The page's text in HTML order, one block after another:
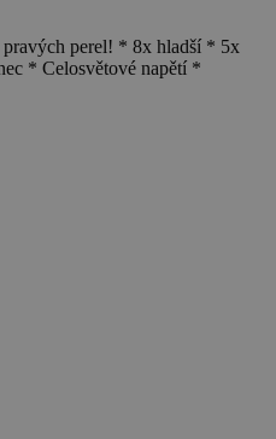
perel! * 8x hladší * 5x
* Celosvětové napětí *